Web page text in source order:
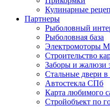
Кулинарные
Партнеры
Рыболовный
Рыболовная база
Электромоторы
Строительство
Заборы и жалюзи
Стальные двери в
Автостекла СПб
Карта любимого
Стройобъект по